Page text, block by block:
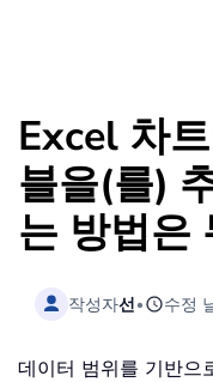
Excel 차
블을(를)
는 방법은
작성자선• 수정
데이터 범위를 기반으